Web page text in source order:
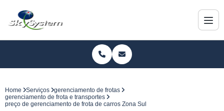
Home Serviços
gerenciamento de frotas
gerenciamento de frota e transportes
preço de gerenciamento de frota de carros Zona Sul